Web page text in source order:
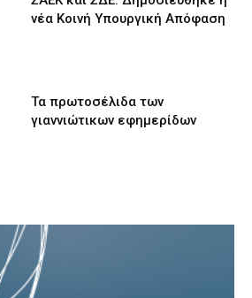
νέα Κοινή Υπουργική Απόφαση
Τα πρωτοσέλιδα των
γιαννιώτικων εφημερίδων